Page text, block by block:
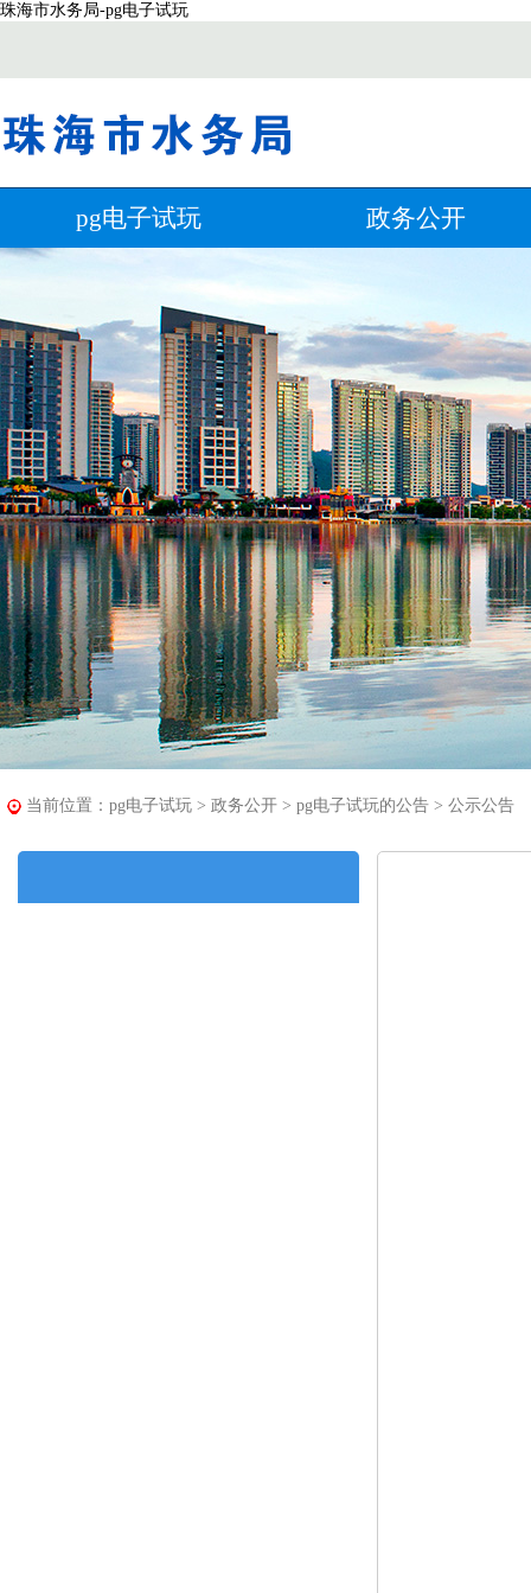
珠海市水务局-pg电子试玩
pg电子试玩 政务公开
当前位置： pg电子试玩 > 政务公开 > pg电子试玩的公告 > 公示公告